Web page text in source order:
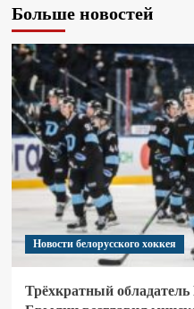
Больше новостей
Новости белорусского хоккея
Трёхкратный